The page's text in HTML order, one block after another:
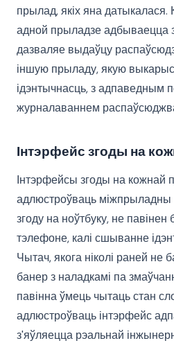
прылад, якіх яна датыкалася.
адной прыладзе адбываецца
дазваляе выдаўцу
іншую прыладу, якую
ідэнтычнасць, з адпаведным
журналаваннем
Інтэрфейс згоды на
Інтэрфейсы згоды на кожнай
адлюстроўваць міжпрыладны
згоду на ноўтбуку, не
тэлефоне, калі сшыванне
Чытач, якога ніколі раней не
банер з наладкамі па
павінна ўмець чытаць стан
адлюстроўваць інтэрфейс
з'яўляецца рэальнай